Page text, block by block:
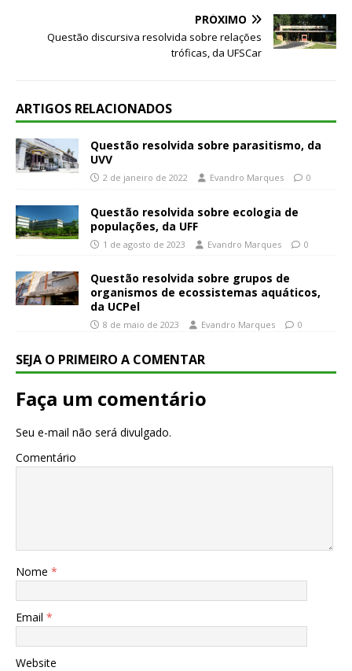
PRÓXIMO
Questão discursiva resolvida sobre relações
tróficas, da UFSCar
ARTIGOS RELACIONADOS
Questão resolvida sobre parasitismo, da
UVV
2 de janeiro de 2022 Evandro Marques 0
Questão resolvida sobre ecologia de
populações, da UFF
1 de agosto de 2023 Evandro Marques 0
Questão resolvida sobre grupos de
organismos de ecossistemas aquáticos,
da UCPel
8 de maio de 2023 Evandro Marques 0
SEJA O PRIMEIRO A COMENTAR
Faça um comentário
Seu e-mail não será divulgado.
Comentário
Nome *
Email *
Website